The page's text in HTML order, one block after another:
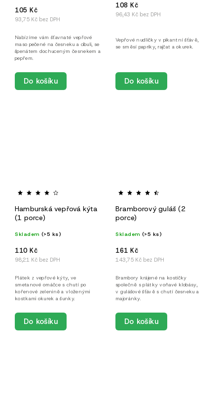
93,75 Kč bez DPH
105 Kč
Do košíku
Nabízíme vám šťavnaté vepřové
maso pečené na česneku a cibuli, se
špenátem dochuceným česnekem a
pepřem.
96,43 Kč bez DPH
108 Kč
Do košíku
Vepřové nudličky v pikantní šťávě,
se směsí papriky, rajčat a okurek.
Hamburská vepřová kýta
(1 porce)
Skladem (>5 ks)
98,21 Kč bez DPH
110 Kč
Do košíku
Plátek z vepřové kýty, ve
smetanové omáčce s chutí po
kořenové zelenině a vloženými
kostkami okurek a šunky.
Bramborový guláš (2
porce)
Skladem (>5 ks)
143,75 Kč bez DPH
161 Kč
Do košíku
Brambory krájené na kostičky
společně s plátky voňavé klobásy,
v gulášové šťávě s chutí česneku a
majoránky.